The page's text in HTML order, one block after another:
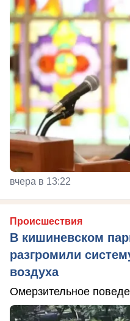
вчера в 13:22
Происшествия
В кишиневском
разгромили
воздуха
Омерзительное